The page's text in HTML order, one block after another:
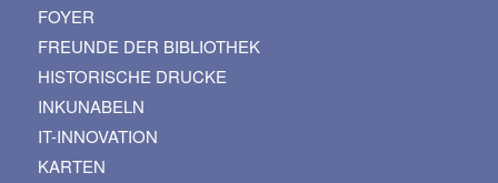
FOYER
FREUNDE DER BIBLIOTHEK
HISTORISCHE DRUCKE
INKUNABELN
IT-INNOVATION
KARTEN